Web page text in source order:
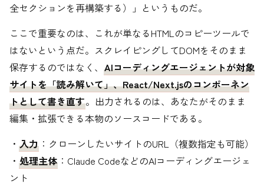
全セクションを再構築する）」というものだ。
ここで重要なのは、これが単なるHTMLのコピーツールで
はないという点だ。スクレイピングしてDOMをそのまま
保存するのではなく、 AIコーディングエージェントが対象
サイトを「読み解いて」、React/Next.jsのコンポーネン
トとして書き直す。出力されるのは、あなたがそのまま
編集・拡張できる本物のソースコードである。
・ 入力 ：クローンしたいサイトのURL（複数指定も可能）
・ 処理主体 ：Claude CodeなどのAIコーディングエージェ
ント